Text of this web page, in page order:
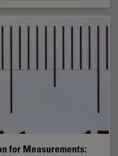
for Measurements: